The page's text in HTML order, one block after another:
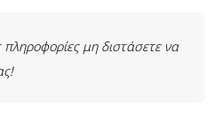
πληροφορίες μη διστάσετε να